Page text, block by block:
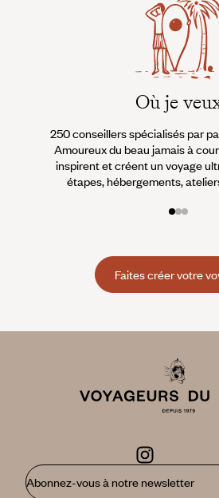
Où je
250 conseillers spécialisés par
Amoureux du beau jamais à
inspirent et créent un voyage
étapes, hébergements,
Faites créer votre
Abonnez-vous à notre newsletter